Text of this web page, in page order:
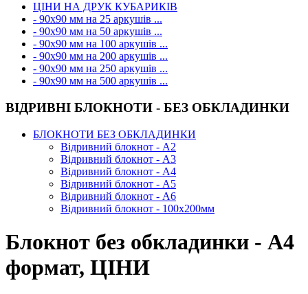
ЦІНИ НА ДРУК КУБАРИКІВ
- 90х90 мм на 25 аркушів ...
- 90х90 мм на 50 аркушів ...
- 90х90 мм на 100 аркушів ...
- 90х90 мм на 200 аркушів ...
- 90х90 мм на 250 аркушів ...
- 90х90 мм на 500 аркушів ...
ВІДРИВНІ БЛОКНОТИ - БЕЗ ОБКЛАДИНКИ
БЛОКНОТИ БЕЗ ОБКЛАДИНКИ
Відривний блокнот - А2
Відривний блокнот - А3
Відривний блокнот - А4
Відривний блокнот - А5
Відривний блокнот - А6
Відривний блокнот - 100х200мм
Блокнот без обкладинки - А4
формат, ЦІНИ